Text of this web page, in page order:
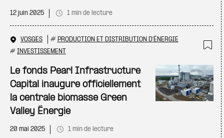
12 juin 2025 1 min de lecture
VOSGES # PRODUCTION ET DISTRIBUTION D'ÉNERGIE
# INVESTISSEMENT
Le fonds Pearl Infrastructure
Capital inaugure officiellement
la centrale biomasse Green
Valley Énergie
20 mai 2025 1 min de lecture